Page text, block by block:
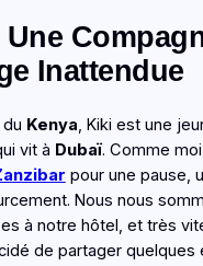
Inattendue
Kenya , Kiki est une
vit à Dubaï. Comme
pour une pause,
Nous nous
à notre hôtel, et très
de partager quelques